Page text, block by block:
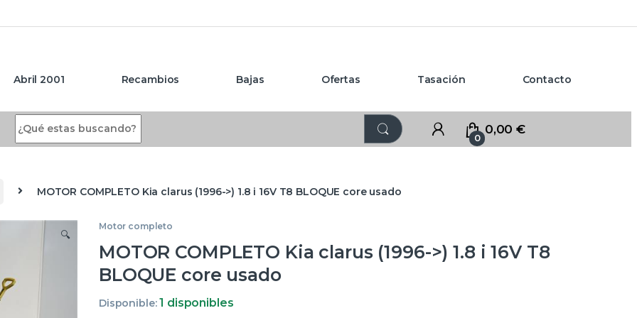
Abril 2001 Recambios Bajas Ofertas Tasación Contacto
0
0,00€
MOTOR COMPLETO Kia clarus (1996->) 1.8 i 16V T8 BLOQUE core usado
🔍
Motor completo
MOTOR COMPLETO Kia clarus (1996->) 1.8 i 16V T8
BLOQUE core usado
Disponible:1 disponibles